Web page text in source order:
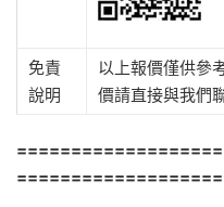
免責
說明
以上報價僅供參
價請直接與我們聯